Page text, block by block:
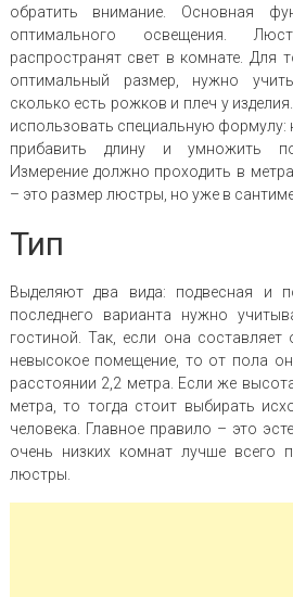
обратить внимание. Основная
оптимального освещения.
распространят свет в комнате. Для
оптимальный размер, нужно
сколько есть рожков и плеч у
использовать специальную формулу:
прибавить длину и умножить
Измерение должно проходить в
– это размер люстры, но уже в
Тип
Выделяют два вида: подвесная и
последнего варианта нужно
гостиной. Так, если она
невысокое помещение, то от пола
расстоянии 2,2 метра. Если же
метра, то тогда стоит выбирать
человека. Главное правило – это
очень низких комнат лучше всего
люстры.